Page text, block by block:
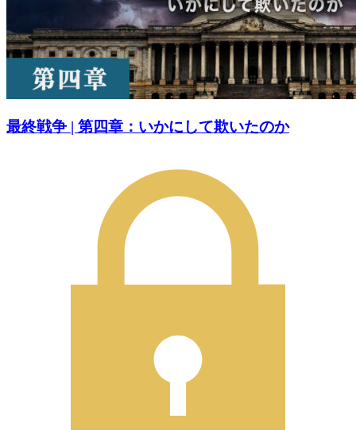
最終戦争 | 第四章：いかにして欺いたのか